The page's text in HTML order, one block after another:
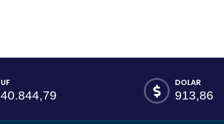
UF
40.844,79
DOLAR
913,86